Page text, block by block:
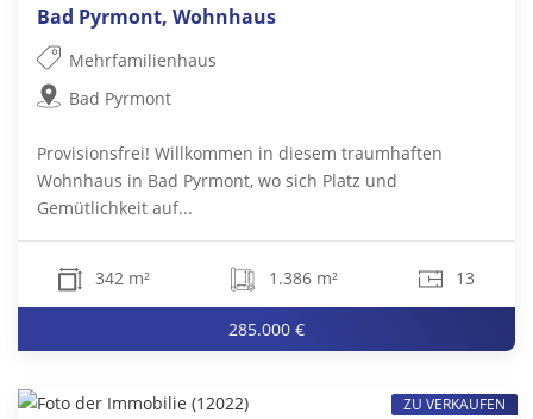
Bad Pyrmont, Wohnhaus
Mehrfamilienhaus
Bad Pyrmont
Provisionsfrei! Willkommen in diesem traumhaften
Wohnhaus in Bad Pyrmont, wo sich Platz und
Gemütlichkeit auf...
342 m² 1.386 m² 13
285.000 €
ZU VERKAUFEN